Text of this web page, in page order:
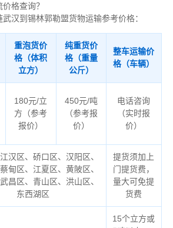
格查询？
汉到锡林郭勒盟货物运输参考价格：
重泡货价
格（体积
立方）
纯重货价
格（重量
公斤）
整车运输价
格（车辆）
180元/立
方（参考
报价）
450元/吨
（参考报
价）
电话咨询
（实时报
价）
汉区、硚口区、汉阳区、
甸区、江夏区、黄陂区、
昌区、青山区、洪山区、
东西湖区
提货须加上
门提货费，
量大可免提
货费
15个立方或